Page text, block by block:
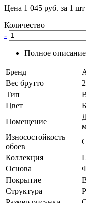
Цена 1 045 руб. за 1 шт
Количество
-
Полное описание
Бренд
Вес брутто
Тип
Цвет
Помещение
Износостойкость
обоев
Коллекция
Основа
Покрытие
Структура